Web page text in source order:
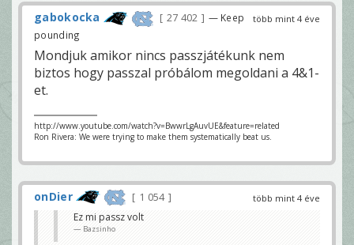
több mint 4 éve
gabokocka 27 402
— Keep
pounding
Mondjuk amikor nincs passzjátékunk nem
biztos hogy passzal próbálom megoldani a 4&1-
et.
http://www.youtube.com/watch?v=BwwrLgAuvUE&feature=related
Ron Rivera: We were trying to make them systematically beat us.
több mint 4 éve
onDier
1 054
Ez mi passz volt
Bazsinho